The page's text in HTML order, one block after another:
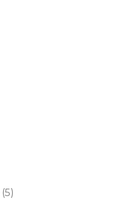
(5)